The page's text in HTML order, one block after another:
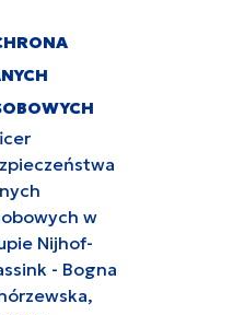
w
Nijhof-
- Bogna